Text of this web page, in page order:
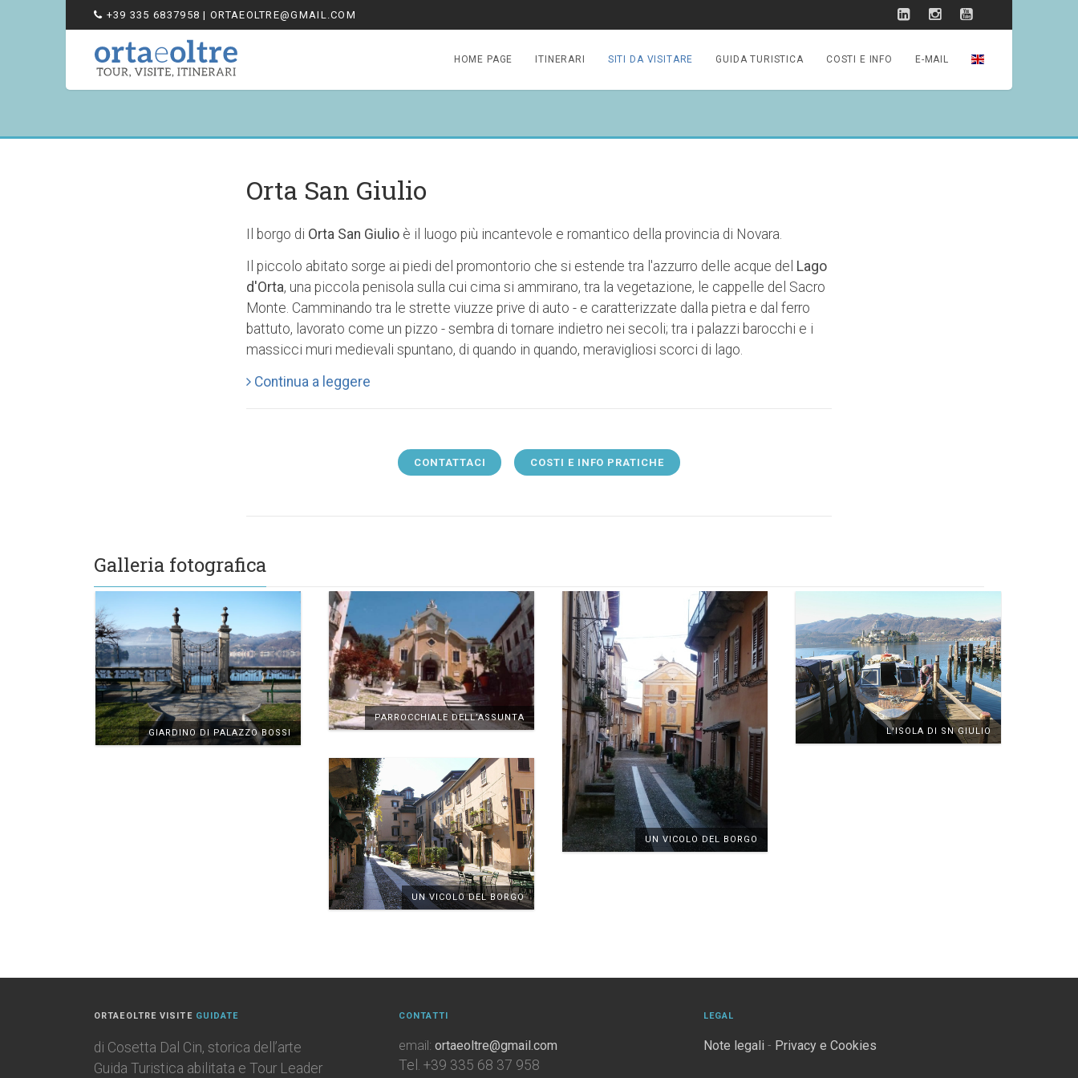
+39 335 6837958 | ORTAEOLTRE@GMAIL.COM
HOME PAGE ITINERARI SITI DA VISITARE GUIDA TURISTICA COSTI E INFO E-MAIL
Orta San Giulio
Il borgo di Orta San Giulio è il luogo più incantevole e romantico della provincia di Novara.
Il piccolo abitato sorge ai piedi del promontorio che si estende tra l'azzurro delle acque del Lago
d'Orta, una piccola penisola sulla cui cima si ammirano, tra la vegetazione, le cappelle del Sacro
Monte. Camminando tra le strette viuzze prive di auto - e caratterizzate dalla pietra e dal ferro
battuto, lavorato come un pizzo - sembra di tornare indietro nei secoli; tra i palazzi barocchi e i
massicci muri medievali spuntano, di quando in quando, meravigliosi scorci di lago.
Continua a leggere
CONTATTACI COSTI E INFO PRATICHE
Galleria fotografica
GIARDINO DI PALAZZO BOSSI
PARROCCHIALE DELL’ASSUNTA
UN VICOLO DEL BORGO
L'ISOLA DI SN GIULIO
UN VICOLO DEL BORGO
ORTAEOLTRE VISITE GUIDATE
di Cosetta Dal Cin, storica dell’arte
Guida Turistica abilitata e Tour Leader
CONTATTI
email: ortaeoltre@gmail.com
Tel. +39 335 68 37 958
LEGAL
Note legali - Privacy e Cookies